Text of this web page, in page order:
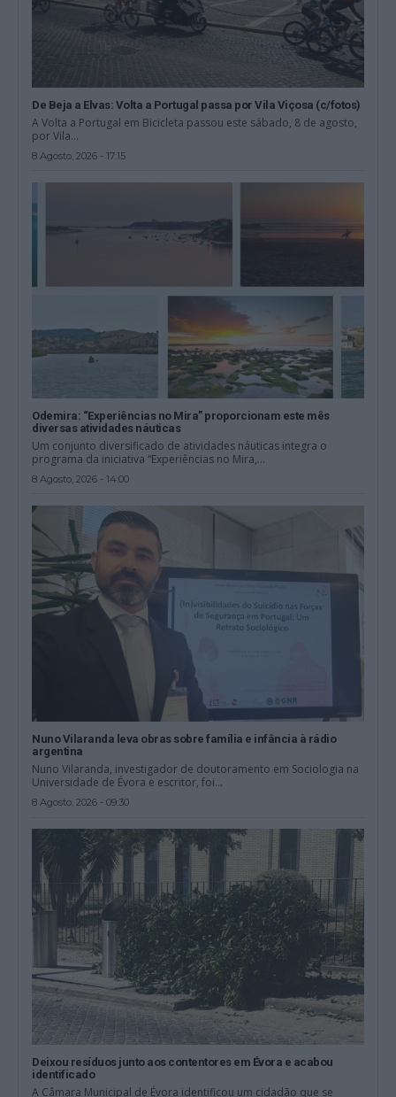
De Beja a Elvas: Volta a Portugal passa por Vila Viçosa (c/fotos)
A Volta a Portugal em Bicicleta passou este sábado, 8 de agosto,
por Vila...
8 Agosto, 2026 - 17:15
Odemira: “Experiências no Mira” proporcionam este mês
diversas atividades náuticas
Um conjunto diversificado de atividades náuticas integra o
programa da iniciativa “Experiências no Mira,...
8 Agosto, 2026 - 14:00
Nuno Vilaranda leva obras sobre família e infância à rádio
argentina
Nuno Vilaranda, investigador de doutoramento em Sociologia na
Universidade de Évora e escritor, foi...
8 Agosto, 2026 - 09:30
Deixou resíduos junto aos contentores em Évora e acabou
identificado
A Câmara Municipal de Évora identificou um cidadão que se